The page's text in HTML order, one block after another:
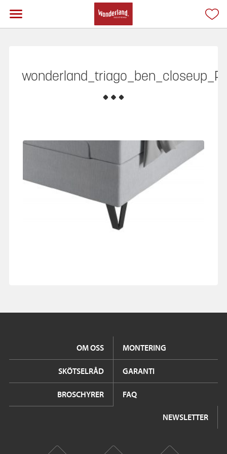
wonderland_triago_ben_closeup_P
OM OSS MONTERING
SKÖTSELRÅD GARANTI
BROSCHYRER FAQ
NEWSLETTER